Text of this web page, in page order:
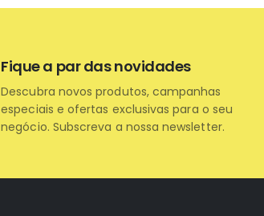
Fique a par das novidades
Descubra novos produtos, campanhas
especiais e ofertas exclusivas para o seu
negócio. Subscreva a nossa newsletter.